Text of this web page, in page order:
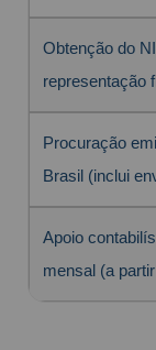
Obtenção do
representação
Procuração
Brasil (inclui
Apoio
mensal (a